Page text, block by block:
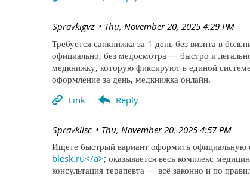
Thu, November 20, 2025 4:29 PM
| Spravkigvz
Требуется санкнижка за 1 день без визита в
официально, без медосмотра — быстро и
медкнижку, которую фиксируют в единой
оформление за день, медкнижка онлайн.
Thu, November 20, 2025 4:57 PM
| Spravkilsc
Ищете быстрый вариант оформить
blesk.ru</a>; оказывается весь комплекс
консультация терапевта — всё законно и по